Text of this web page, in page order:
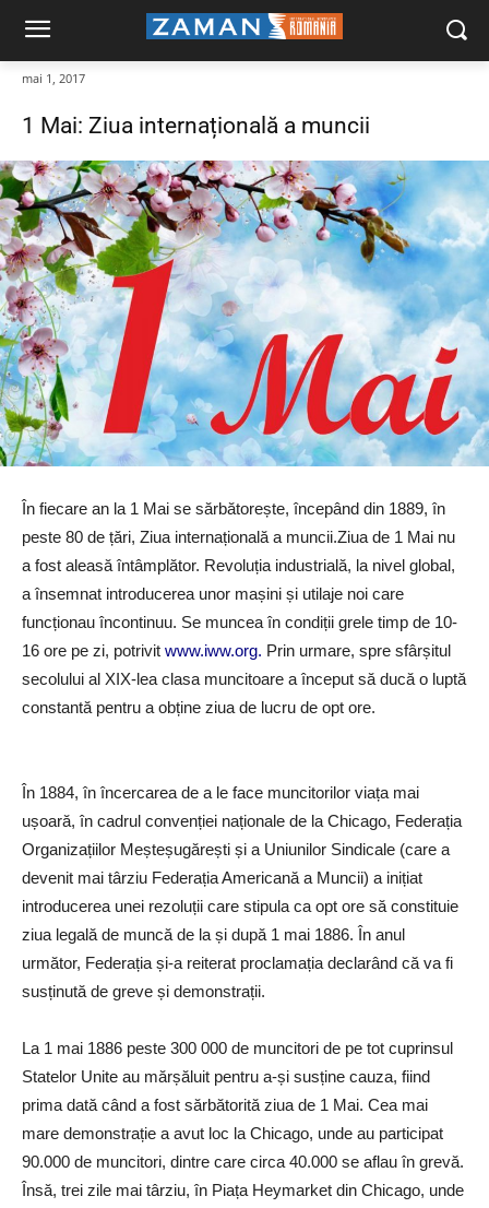
mai 1, 2017
1 Mai: Ziua internațională a muncii
În fiecare an la 1 Mai se sărbătorește, începând din 1889, în
peste 80 de țări, Ziua internațională a muncii.Ziua de 1 Mai nu
a fost aleasă întâmplător. Revoluția industrială, la nivel global,
a însemnat introducerea unor mașini și utilaje noi care
funcționau încontinuu. Se muncea în condiții grele timp de 10-
16 ore pe zi, potrivit www.iww.org. Prin urmare, spre sfârșitul
secolului al XIX-lea clasa muncitoare a început să ducă o luptă
constantă pentru a obține ziua de lucru de opt ore.
În 1884, în încercarea de a le face muncitorilor viața mai
ușoară, în cadrul convenției naționale de la Chicago, Federația
Organizațiilor Meșteșugărești și a Uniunilor Sindicale (care a
devenit mai târziu Federația Americană a Muncii) a inițiat
introducerea unei rezoluții care stipula ca opt ore să constituie
ziua legală de muncă de la și după 1 mai 1886. În anul
următor, Federația și-a reiterat proclamația declarând că va fi
susținută de greve și demonstrații.
La 1 mai 1886 peste 300 000 de muncitori de pe tot cuprinsul
Statelor Unite au mărșăluit pentru a-și susține cauza, fiind
prima dată când a fost sărbătorită ziua de 1 Mai. Cea mai
mare demonstrație a avut loc la Chicago, unde au participat
90.000 de muncitori, dintre care circa 40.000 se aflau în grevă.
Însă, trei zile mai târziu, în Piața Heymarket din Chicago, unde